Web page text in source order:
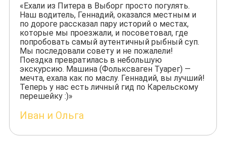
«Ехали из Питера в Выборг просто погулять.
Наш водитель, Геннадий, оказался местным и
по дороге рассказал пару историй о местах,
которые мы проезжали, и посоветовал, где
попробовать самый аутентичный рыбный суп.
Мы последовали совету и не пожалели!
Поездка превратилась в небольшую
экскурсию. Машина (Фольксваген Туарег) —
мечта, ехала как по маслу. Геннадий, вы лучший!
Теперь у нас есть личный гид по Карельскому
перешейку :)»
Иван и Ольга